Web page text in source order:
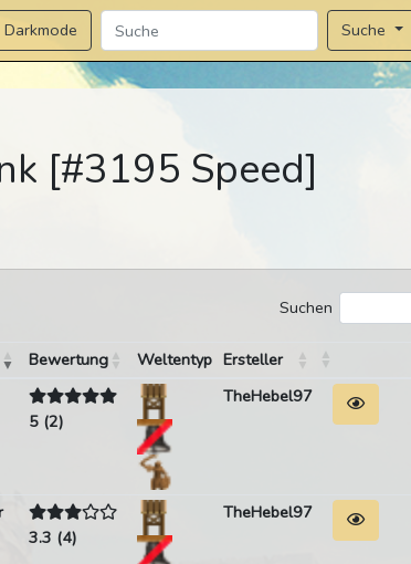
Darkmode Suche
[#3195 Speed]
Suchen
Bewertung Weltentyp Ersteller
5 (2)
TheHebel97
3.3 (4)
TheHebel97